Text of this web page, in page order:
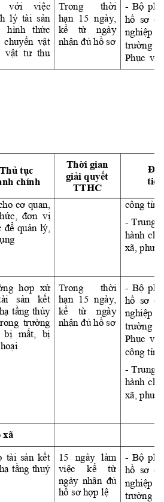
với
việc
lý tài sản
hình thức
chuyển vật
vật tư thu
Trong
thời
hạn 15 ngày,
kể
từ
ngày
nhận đủ hồ sơ
- Bộ
hồ sơ
nghiệp
trường
Phục vụ
Thủ tục
chính
Thời gian
giải quyết
TTHC
Địa
tiếp
cơ quan,
đơn vị
để quản lý,
công
- Trung
hành
xã,
hợp xử
sản
kết
hạ tầng thủy
trường
bị mất,
bị
hoại
Trong
thời
hạn 15 ngày,
kể
từ
ngày
nhận đủ hồ sơ
- Bộ
hồ sơ
nghiệp
trường
Phục vụ
công
- Trung
hành
xã,
xã
tài sản kết
hạ tầng thuỷ
15 ngày làm
việc
kể
từ
ngày nhận đủ
hồ sơ hợp lệ
- Bộ
hồ sơ
nghiệp
trường